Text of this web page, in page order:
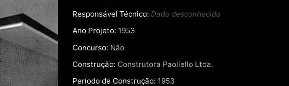
Responsável Técnico: Dado desconhecido
Ano Projeto: 1953
Concurso: Não
Construção: Construtora Paoliello Ltda.
Período de Construção: 1953